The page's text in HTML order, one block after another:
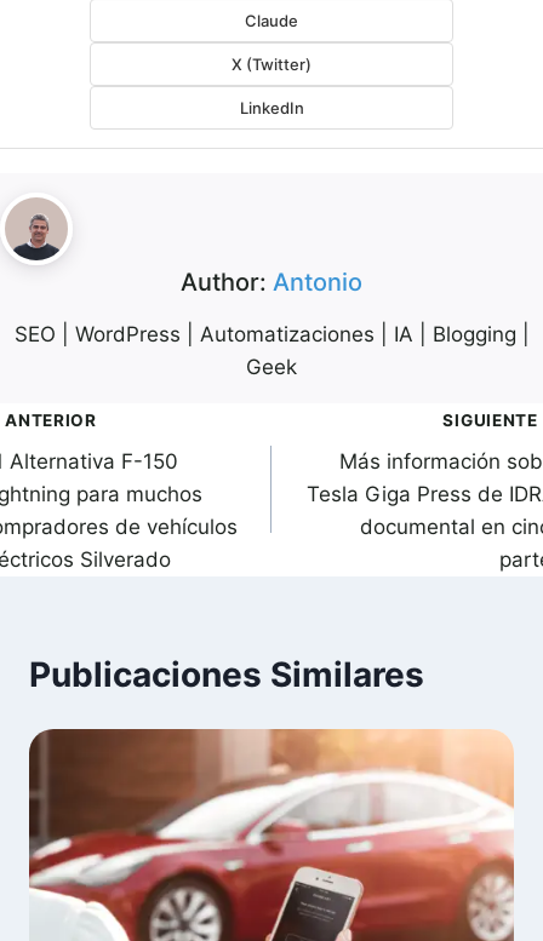
Claude
X (Twitter)
LinkedIn
Author: Antonio
SEO | WordPress | Automatizaciones | IA | Blogging |
Geek
ANTERIOR
Alternativa F-150
para muchos
de vehículos
Silverado
SIGUIENTE
Más información
Tesla Giga Press de
documental en
Publicaciones Similares